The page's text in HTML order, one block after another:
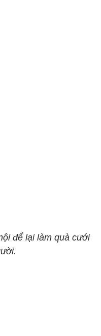
để lại làm quà cưới